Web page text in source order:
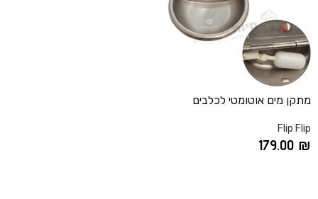
מתקן מים אוטומטי לכלבים
Flip Flip
179.00 ₪